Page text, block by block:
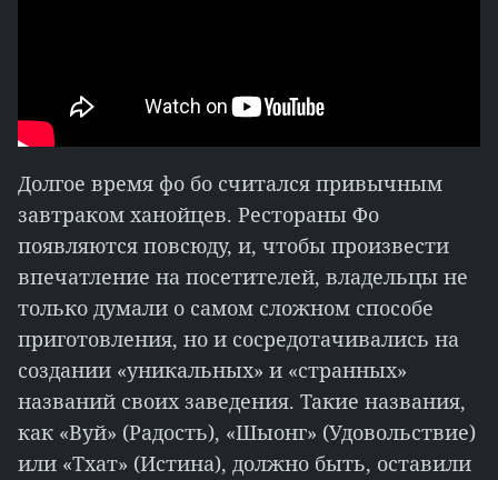
Долгое время фо бо считался привычным
завтраком ханойцев. Рестораны Фо
появляются повсюду, и, чтобы произвести
впечатление на посетителей, владельцы не
только думали о самом сложном способе
приготовления, но и сосредотачивались на
создании «уникальных» и «странных»
названий своих заведения. Такие названия,
как «Вуй» (Радость), «Шыонг» (Удовольствие)
или «Тхат» (Истина), должно быть, оставили